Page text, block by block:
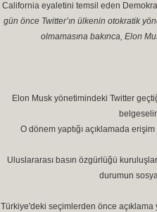
California eyaletini temsil eden
gün önce Twitter’ın ülkenin otokratik
olmamasına bakınca, Elon
Elon Musk yönetimindeki Twitter
O dönem yaptığı açıklamada
Uluslararası basın özgürlüğü
durumun
Türkiye'deki seçimlerden önce açıklama